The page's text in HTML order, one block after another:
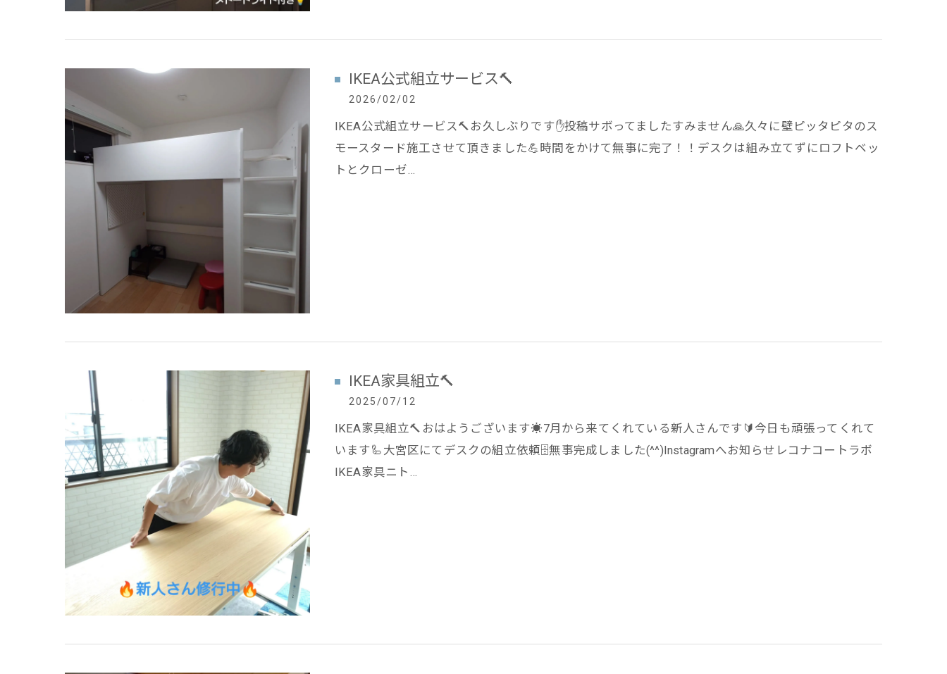
IKEA公式組立サービス🔨
2026/02/02
IKEA公式組立サービス🔨お久しぶりです✋️投稿サボってましたすみません🙏久々に壁ピッタピタのス
モースタード施工させて頂きました💪時間をかけて無事に完了！！デスクは組み立てずにロフトベッ
トとクローゼ…
IKEA家具組立🔨
2025/07/12
IKEA家具組立🔨おはようございます☀7月から来てくれている新人さんです🔰今日も頑張ってくれて
います🦾大宮区にてデスクの組立依頼🗄️無事完成しました(^^)Instagramへお知らせレコナコートラボ
IKEA家具ニト…